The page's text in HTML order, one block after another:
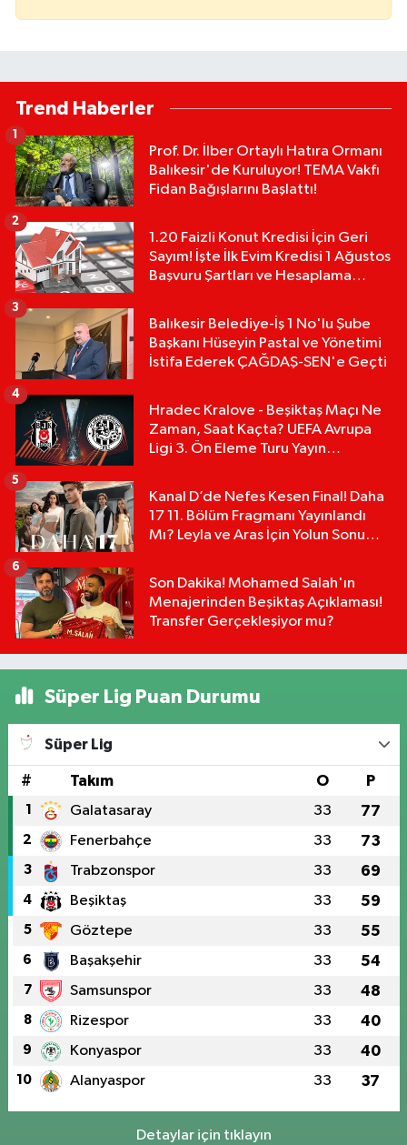
Trend Haberler
Prof. Dr. İlber Ortaylı Hatıra Ormanı
Balıkesir'de Kuruluyor! TEMA Vakfı
Fidan Bağışlarını Başlattı!
1
1.20 Faizli Konut Kredisi İçin Geri
Sayım! İşte İlk Evim Kredisi 1 Ağustos
Başvuru Şartları ve Hesaplama
2
Balıkesir Belediye-İş 1 No'lu Şube
Başkanı Hüseyin Pastal ve Yönetimi
İstifa Ederek ÇAĞDAŞ-SEN'e Geçti
3
Hradec Kralove - Beşiktaş Maçı Ne
Zaman, Saat Kaçta? UEFA Avrupa
Ligi 3. Ön Eleme Turu Yayın
4
Kanal D’de Nefes Kesen Final! Daha
17 11. Bölüm Fragmanı Yayınlandı
Mı? Leyla ve Aras İçin Yolun Sonu
5
Son Dakika! Mohamed Salah'ın
Menajerinden Beşiktaş Açıklaması!
Transfer Gerçekleşiyor mu?
6
Süper Lig Puan Durumu
Süper Lig
# Takım O P
1 Galatasaray 33 77
2 Fenerbahçe 33 73
3 Trabzonspor 33 69
4 Beşiktaş 33 59
5 Göztepe 33 55
6 Başakşehir 33 54
7 Samsunspor 33 48
8 Rizespor 33 40
9 Konyaspor 33 40
10 Alanyaspor 33 37
Detaylar için tıklayın